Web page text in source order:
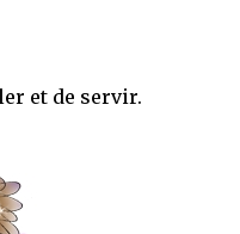
et de servir.